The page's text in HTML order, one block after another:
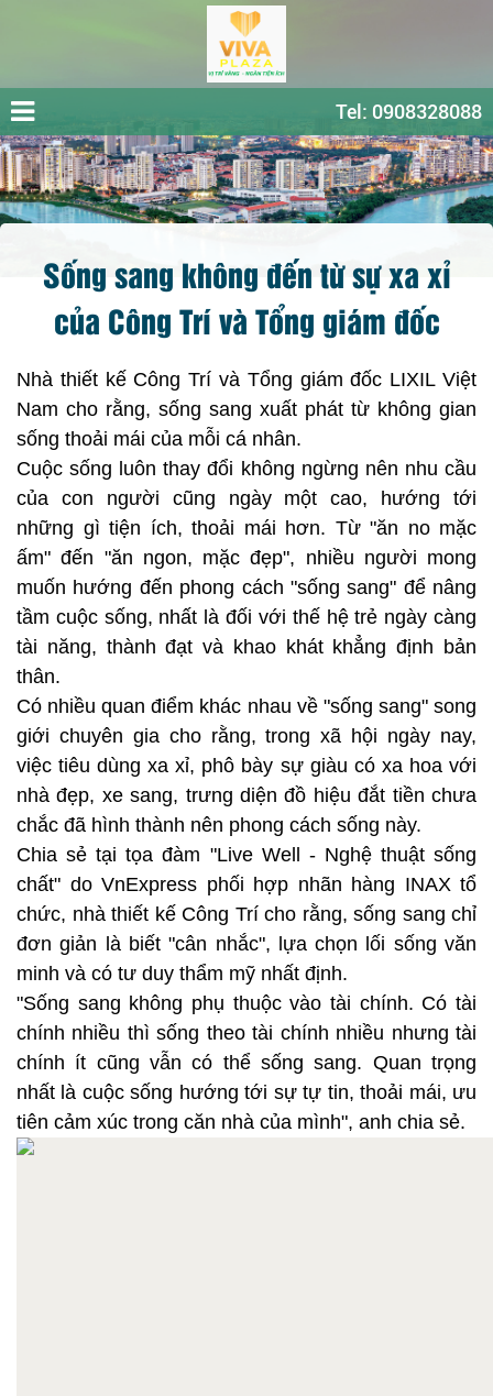
Tel: 0908328088
Sống sang không đến từ sự xa xỉ
của Công Trí và Tổng giám đốc
Nhà thiết kế Công Trí và Tổng giám đốc LIXIL Việt
Nam cho rằng, sống sang xuất phát từ không gian
sống thoải mái của mỗi cá nhân.
Cuộc sống luôn thay đổi không ngừng nên nhu cầu
của con người cũng ngày một cao, hướng tới
những gì tiện ích, thoải mái hơn. Từ "ăn no mặc
ấm" đến "ăn ngon, mặc đẹp", nhiều người mong
muốn hướng đến phong cách "sống sang" để nâng
tầm cuộc sống, nhất là đối với thế hệ trẻ ngày càng
tài năng, thành đạt và khao khát khẳng định bản
thân.
Có nhiều quan điểm khác nhau về "sống sang" song
giới chuyên gia cho rằng, trong xã hội ngày nay,
việc tiêu dùng xa xỉ, phô bày sự giàu có xa hoa với
nhà đẹp, xe sang, trưng diện đồ hiệu đắt tiền chưa
chắc đã hình thành nên phong cách sống này.
Chia sẻ tại tọa đàm "Live Well - Nghệ thuật sống
chất" do VnExpress phối hợp nhãn hàng INAX tổ
chức, nhà thiết kế Công Trí cho rằng, sống sang chỉ
đơn giản là biết "cân nhắc", lựa chọn lối sống văn
minh và có tư duy thẩm mỹ nhất định.
"Sống sang không phụ thuộc vào tài chính. Có tài
chính nhiều thì sống theo tài chính nhiều nhưng tài
chính ít cũng vẫn có thể sống sang. Quan trọng
nhất là cuộc sống hướng tới sự tự tin, thoải mái, ưu
tiên cảm xúc trong căn nhà của mình", anh chia sẻ.